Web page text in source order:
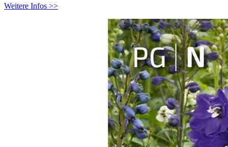
Weitere Infos >>